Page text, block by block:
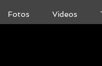
Fotos Videos